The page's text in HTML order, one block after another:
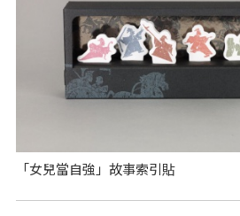
「女兒當自強」故事索引貼